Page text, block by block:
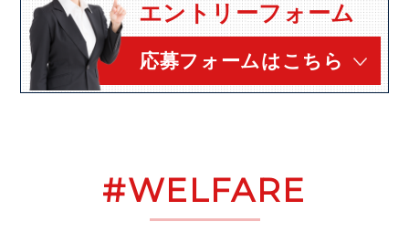
エントリーフォーム
応募フォームはこちら
#WELFARE